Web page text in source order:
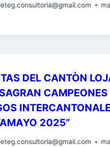
DEL CANTÒN
CAMPEONES
2025”